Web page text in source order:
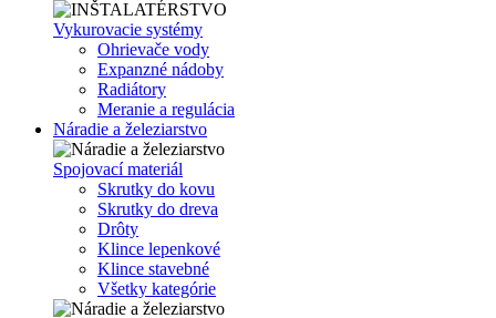
Vykurovacie systémy
Ohrievače vody
Expanzné nádoby
Radiátory
Meranie a regulácia
Náradie a železiarstvo
Spojovací materiál
Skrutky do kovu
Skrutky do dreva
Drôty
Klince lepenkové
Klince stavebné
Všetky kategórie